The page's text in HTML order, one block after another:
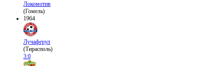
Локомотив
(Гомель)
1964
Лучаферул
(Тирасполь)
3:0